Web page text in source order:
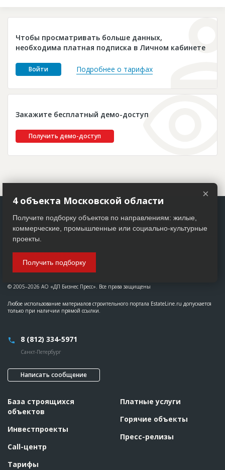
Глоссарий
Платные услуги
Пресс-релизы
Чтобы просматривать больше данных,
необходима платная подписка в Личном кабинете
Войти Подробнее о тарифах
Закажите бесплатный демо-доступ
Получить демо-доступ
© 2005–2026 АО «ДП Бизнес Пресс». Все права защищены
Любое использование материалов строительного портала EstateLine.ru допускается
только при наличии прямой ссылки.
8 (812) 334-5971
Санкт-Петербург
Написать сообщение
База строящихся
объектов
Инвестпроекты
Call-центр
Тарифы
Платные услуги
Горячие объекты
Пресс-релизы
×
4 объекта Московской области
Получите подборку объектов по направлениям: жилые,
коммерческие, промышленные или социально-культурные
проекты.
Получить подборку